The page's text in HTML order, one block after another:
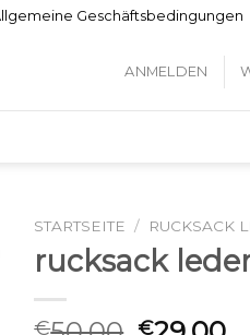
Geschäftsbedingungen
ANMELDEN
STARTSEITE / RUCKSACK
rucksack
€ €